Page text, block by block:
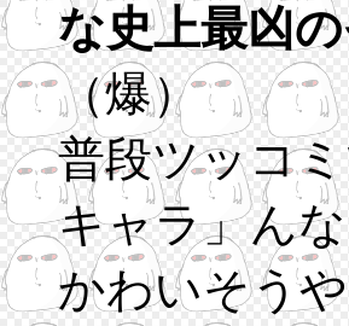
な史上最凶
（爆）
普段ツッコ
キャラ」ん
かわいそう